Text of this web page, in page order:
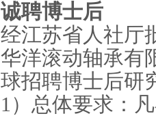
诚聘博士后
经江苏省人社厅
华洋滚动轴承有
球招聘博士后研
1）总体要求：